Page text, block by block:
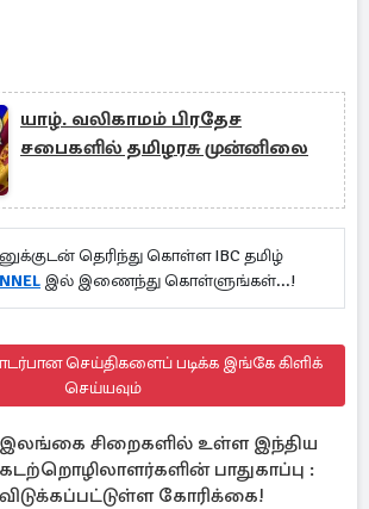
யாழ். வலிகாமம் பிரதேச
சபைகளில் தமிழரசு முன்னிலை
தெரிந்து கொள்ள IBC தமிழ்
இல் இணைந்து கொள்ளுங்கள்...!
செய்திகளைப் படிக்க இங்கே கிளிக்
செய்யவும்
இலங்கை சிறைகளில் உள்ள இந்திய
கடற்றொழிலாளர்களின் பாதுகாப்பு :
விடுக்கப்பட்டுள்ள கோரிக்கை!